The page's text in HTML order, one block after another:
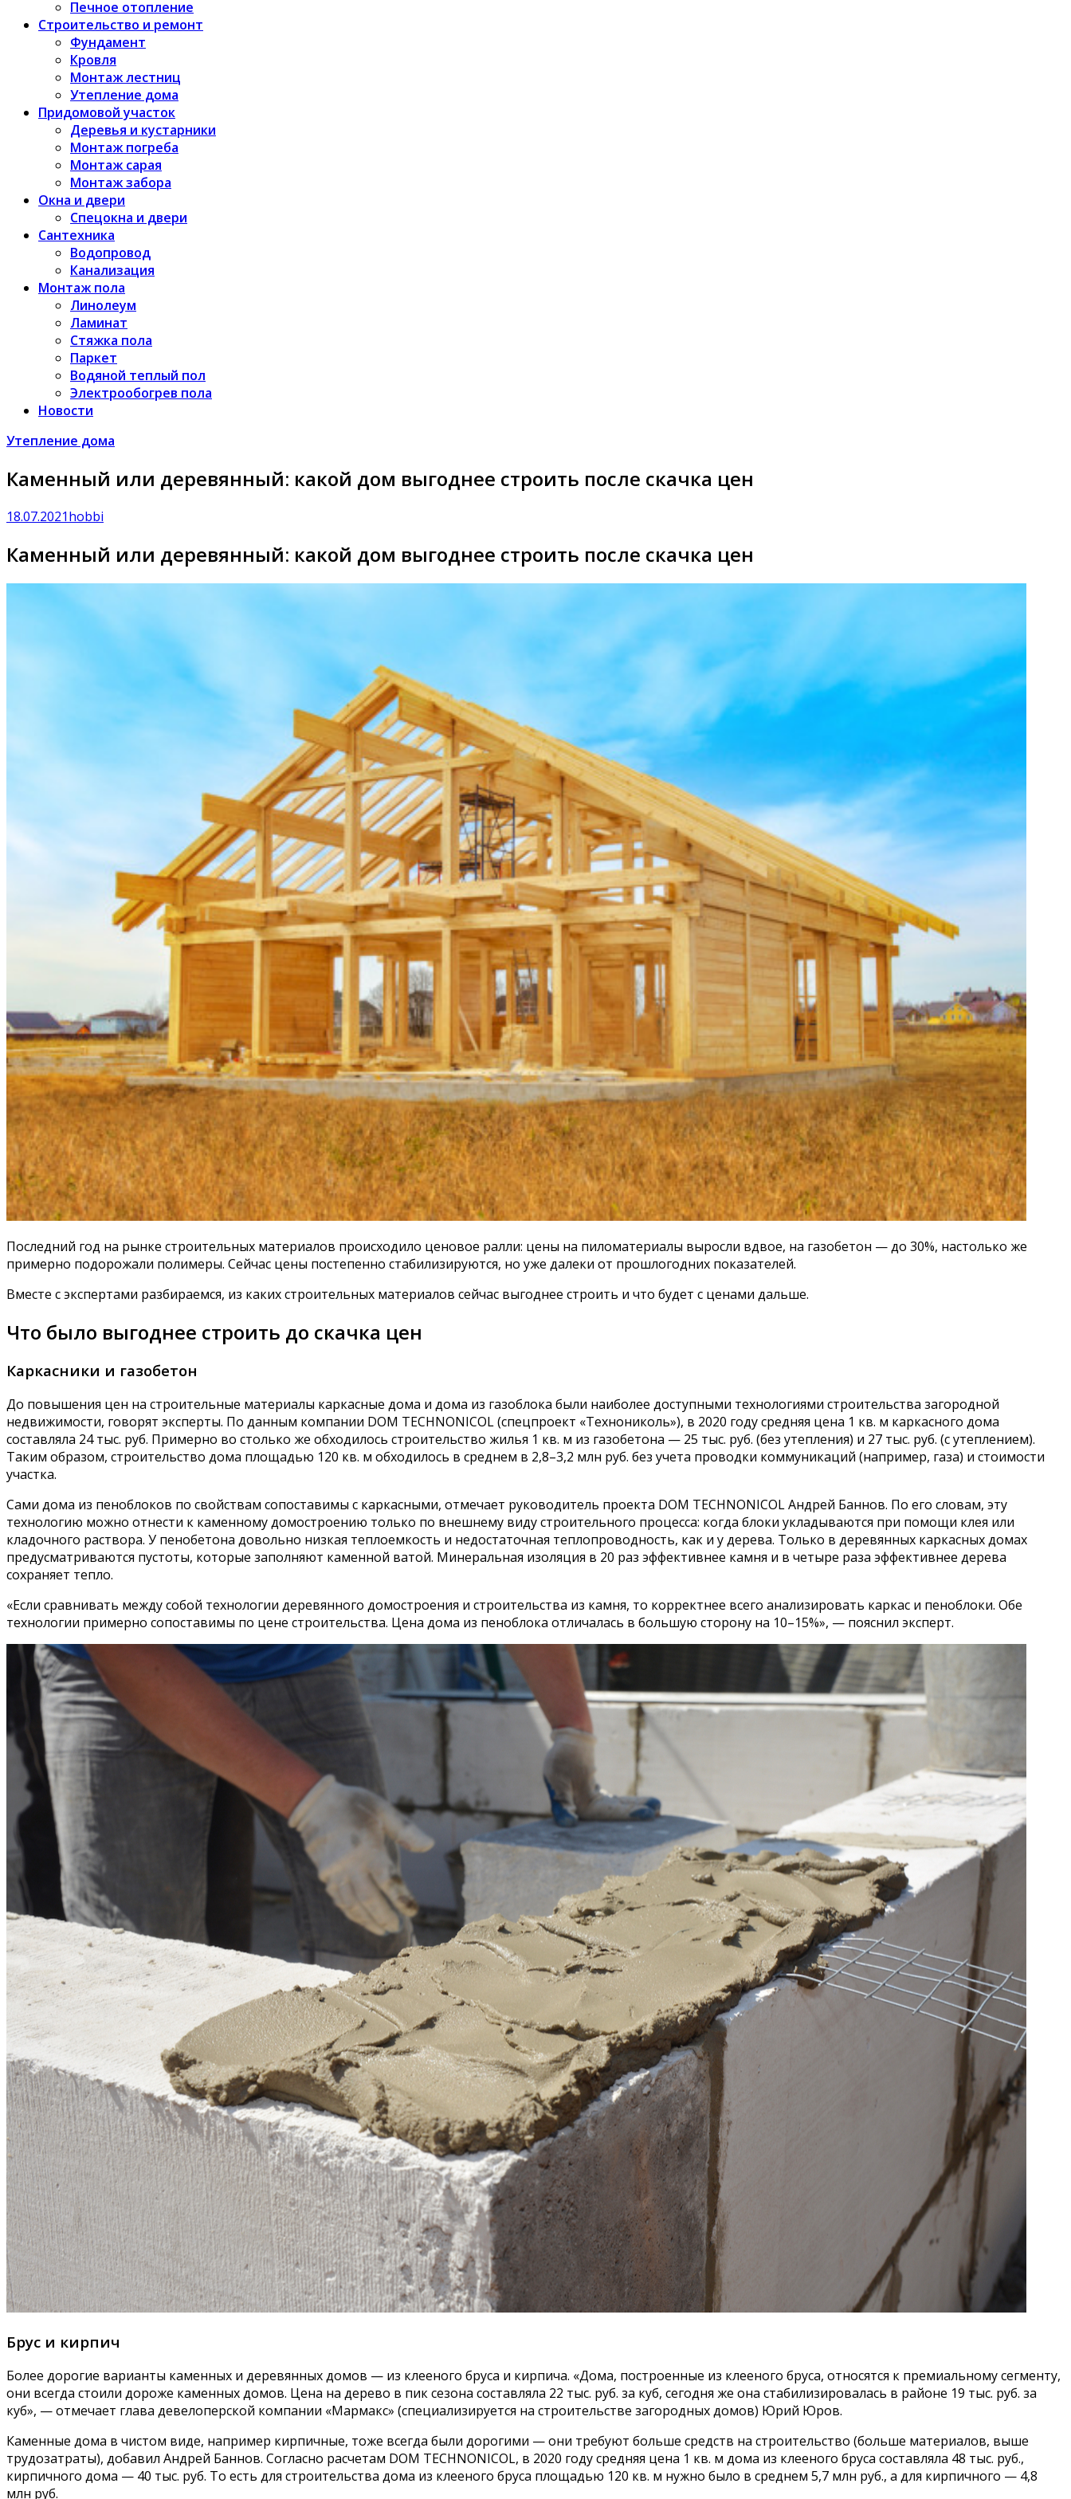
Печное отопление
Строительство и ремонт
Фундамент
Кровля
Монтаж лестниц
Утепление дома
Придомовой участок
Деревья и кустарники
Монтаж погреба
Монтаж сарая
Монтаж забора
Окна и двери
Спецокна и двери
Сантехника
Водопровод
Канализация
Монтаж пола
Линолеум
Ламинат
Стяжка пола
Паркет
Водяной теплый пол
Электрообогрев пола
Новости
Утепление дома
Каменный или деревянный: какой дом выгоднее строить после скачка цен
18.07.2021hobbi
Каменный или деревянный: какой дом выгоднее строить после скачка цен
Последний год на рынке строительных материалов происходило ценовое ралли: цены на пиломатериалы выросли вдвое, на газобетон — до 30%, настолько же
примерно подорожали полимеры. Сейчас цены постепенно стабилизируются, но уже далеки от прошлогодних показателей.
Вместе с экспертами разбираемся, из каких строительных материалов сейчас выгоднее строить и что будет с ценами дальше.
Что было выгоднее строить до скачка цен
Каркасники и газобетон
До повышения цен на строительные материалы каркасные дома и дома из газоблока были наиболее доступными технологиями строительства загородной
недвижимости, говорят эксперты. По данным компании DOM TECHNONICOL (спецпроект «Технониколь»), в 2020 году средняя цена 1 кв. м каркасного дома
составляла 24 тыс. руб. Примерно во столько же обходилось строительство жилья 1 кв. м из газобетона — 25 тыс. руб. (без утепления) и 27 тыс. руб. (с утеплением).
Таким образом, строительство дома площадью 120 кв. м обходилось в среднем в 2,8–3,2 млн руб. без учета проводки коммуникаций (например, газа) и стоимости
участка.
Сами дома из пеноблоков по свойствам сопоставимы с каркасными, отмечает руководитель проекта DOM TECHNONICOL Андрей Баннов. По его словам, эту
технологию можно отнести к каменному домостроению только по внешнему виду строительного процесса: когда блоки укладываются при помощи клея или
кладочного раствора. У пенобетона довольно низкая теплоемкость и недостаточная теплопроводность, как и у дерева. Только в деревянных каркасных домах
предусматриваются пустоты, которые заполняют каменной ватой. Минеральная изоляция в 20 раз эффективнее камня и в четыре раза эффективнее дерева
сохраняет тепло.
«Если сравнивать между собой технологии деревянного домостроения и строительства из камня, то корректнее всего анализировать каркас и пеноблоки. Обе
технологии примерно сопоставимы по цене строительства. Цена дома из пеноблока отличалась в большую сторону на 10–15%», — пояснил эксперт.
Брус и кирпич
Более дорогие варианты каменных и деревянных домов — из клееного бруса и кирпича. «Дома, построенные из клееного бруса, относятся к премиальному сегменту,
они всегда стоили дороже каменных домов. Цена на дерево в пик сезона составляла 22 тыс. руб. за куб, сегодня же она стабилизировалась в районе 19 тыс. руб. за
куб», — отмечает глава девелоперской компании «Мармакс» (специализируется на строительстве загородных домов) Юрий Юров.
Каменные дома в чистом виде, например кирпичные, тоже всегда были дорогими — они требуют больше средств на строительство (больше материалов, выше
трудозатраты), добавил Андрей Баннов. Согласно расчетам DOM TECHNONICOL, в 2020 году средняя цена 1 кв. м дома из клееного бруса составляла 48 тыс. руб.,
кирпичного дома — 40 тыс. руб. То есть для строительства дома из клееного бруса площадью 120 кв. м нужно было в среднем 5,7 млн руб., а для кирпичного — 4,8
млн руб.